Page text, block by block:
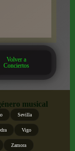
Volver a
Conciertos
musical
Sevilla
Vigo
Zamora